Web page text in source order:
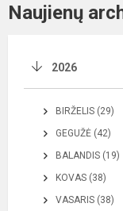
Naujienų
2026
BIRŽELIS (29)
GEGUŽĖ (42)
BALANDIS (19)
KOVAS (38)
VASARIS (38)